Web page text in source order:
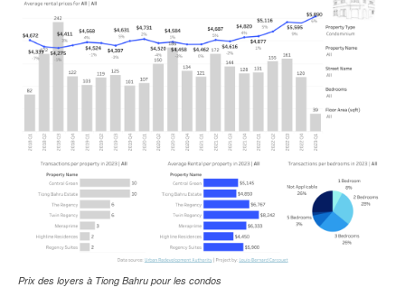
Prix des loyers à Tiong Bahru pour les condos